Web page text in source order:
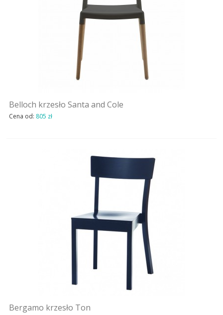
Belloch krzesło Santa and Cole
Cena od: 805 zł
Bergamo krzesło Ton